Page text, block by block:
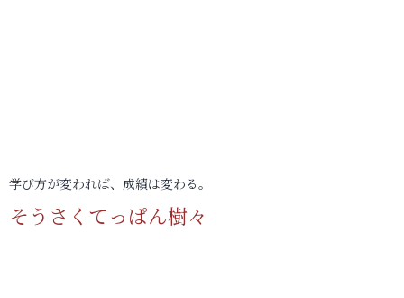
学び方が変われば、成績は変わる。
そうさくてっぱん樹々